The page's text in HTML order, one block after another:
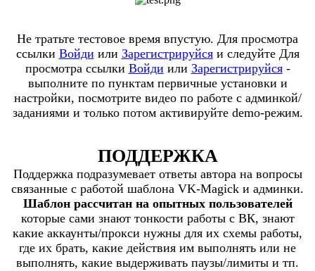
Не тратьте тестовое время впустую. Для просмотра
ссылки Войди или Зарегистрируйсяи следуйте Для
просмотра ссылки Войди или Зарегистрируйся-
выполните по пунктам первичные установки и
настройки, посмотрите видео по работе с админкой/
заданиями и только потом активируйте demo-режим.
ПОДДЕРЖКА
Поддержка подразумевает ответы автора на вопросы
связанные с работой шаблона VK-Magick и админки.
Шаблон рассчитан на опытных пользователей
которые сами знают тонкости работы с ВК, знают
какие аккаунты/прокси нужны для их схемы работы,
где их брать, какие действия им выполнять или не
выполнять, какие выдерживать паузы/лимиты и тп.